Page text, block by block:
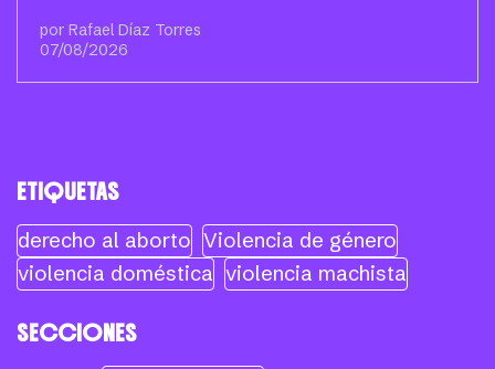
por Rafael Díaz Torres
07/08/2026
ETIQUETAS
derecho al aborto Violencia de género
violencia doméstica violencia machista
SECCIONES